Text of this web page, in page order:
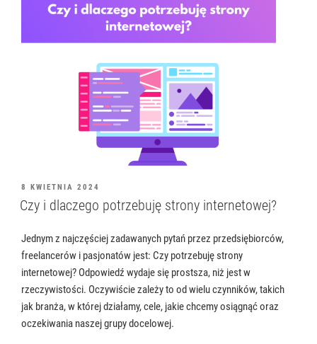
OPUBLIKOWANE
W
8 KWIETNIA 2024
Czy i dlaczego potrzebuję strony internetowej?
Jednym z najczęściej zadawanych pytań przez przedsiębiorców,
freelancerów i pasjonatów jest: Czy potrzebuję strony
internetowej? Odpowiedź wydaje się prostsza, niż jest w
rzeczywistości. Oczywiście zależy to od wielu czynników, takich
jak branża, w której działamy, cele, jakie chcemy osiągnąć oraz
oczekiwania naszej grupy docelowej.